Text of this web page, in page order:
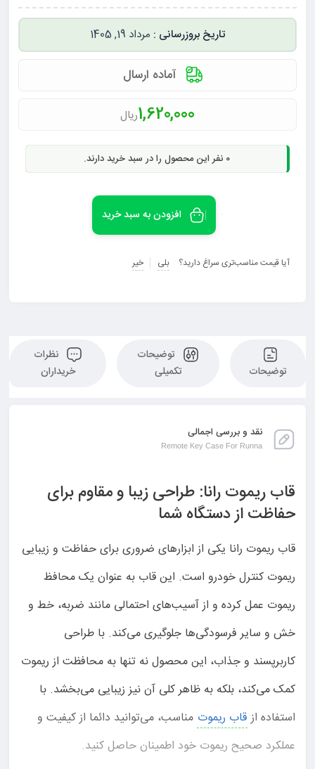
مرداد 19, 1405
آماده ارسال
1,620,000ریال
0 نفر این محصول را در سبد خرید دارند.
افزودن به سبد خرید
آیا قیمت مناسب‌تری سراغ دارید؟ بلی خیر
توضیحات
توضیحات
تکمیلی
نظرات
خریداران
نقد و بررسی اجمالی
Remote Key Case For Runna
قاب ریموت رانا: طراحی زیبا و مقاوم برای
حفاظت از دستگاه شما
قاب ریموت رانا یکی از ابزارهای ضروری برای حفاظت و زیبایی
ریموت کنترل خودرو است. این قاب به عنوان یک محافظ
ریموت عمل کرده و از آسیب‌های احتمالی مانند ضربه، خط و
خش و سایر فرسودگی‌ها جلوگیری می‌کند. با طراحی
کاربرپسند و جذاب، این محصول نه تنها به محافظت از ریموت
کمک می‌کند، بلکه به ظاهر کلی آن نیز زیبایی می‌بخشد. با
استفاده ازقاب ریموت مناسب، می‌توانید دائما از کیفیت و
عملکرد صحیح ریموت خود اطمینان حاصل کنید.